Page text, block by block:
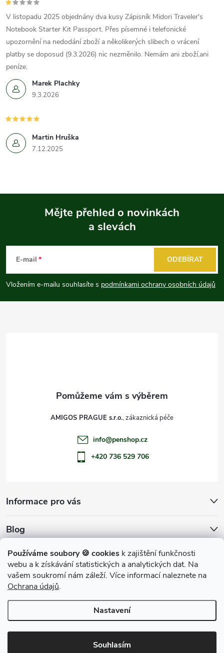
Používáme soubory 🍪 cookies k zajištění funkčnosti
webu a k získávání statistických a analytických dat. Na
vašem soukromí nám záleží. Více informací naleznete na
Ochrana údajů.
Nastavení
Souhlasím
Marek Plachky
9.3.2026
V listopadu 2025 objednány dva kusy Zápisník Midori Traveler's
Notebook Starter Kit Passport. Přes písemné i telefonické
upozornění na nedodání zboží a několikerých slibech o vrácení
platby se doposud (9.3.2026) nic nezměnilo. Nemám ani zboží,ani
peníze.
Martin Hruška
7.12.2025
p
a
Mějte přehled o novinkách
a slevách
E-mail
Vložením e-mailu souhlasíte s podmínkami ochrany osobních údajů
ODEBÍRAT
Informace pro vás
Blog
Archiv
Přijímáme online platby
AMIGOS PRAGUE s.r.o.
info@penshop.cz
+420 736 529 706
Copyright 2026penShop. Všechna práva vyhrazena.